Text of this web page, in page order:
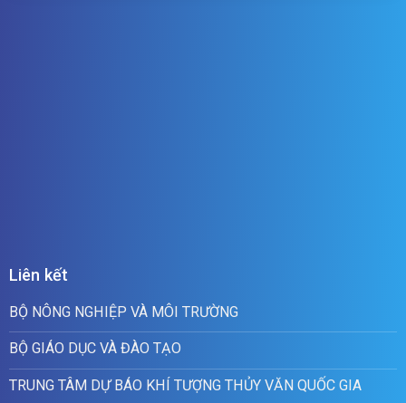
Liên kết
BỘ NÔNG NGHIỆP VÀ MÔI TRƯỜNG
BỘ GIÁO DỤC VÀ ĐÀO TẠO
TRUNG TÂM DỰ BÁO KHÍ TƯỢNG THỦY VĂN QUỐC GIA